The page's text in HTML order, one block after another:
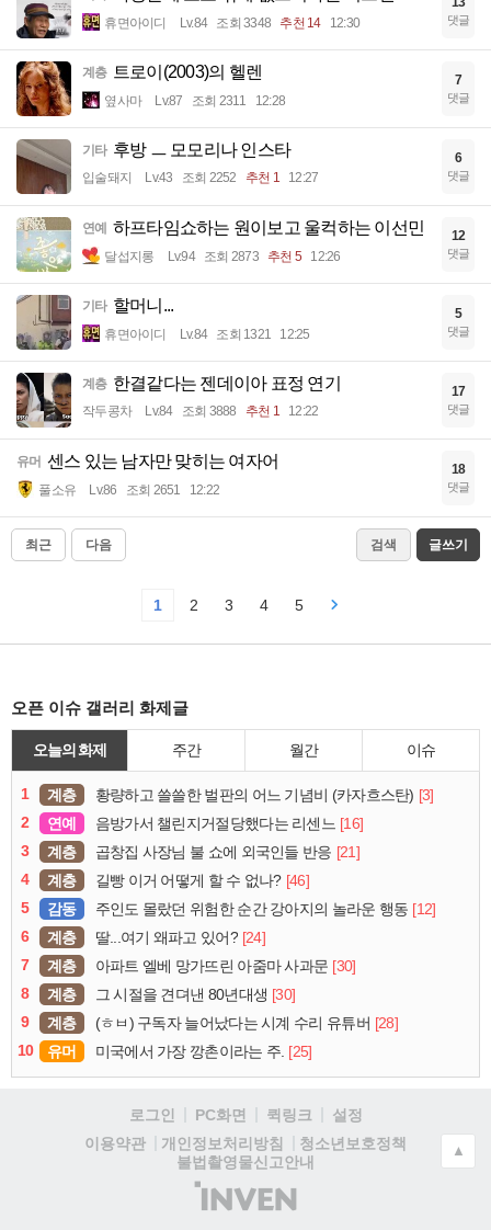
휴면아이디 Lv.84 조회 3348 추천 14 12:30 댓글
계층 트로이(2003)의 헬렌
옆사마 Lv.87 조회 2311 12:28
7
댓글
기타 후방 ㅡ 모모리나 인스타
입술돼지 Lv.43 조회 2252 추천 1 12:27
6
댓글
연예 하프타임쇼하는 원이보고 울컥하는 이선민
달섭지롱 Lv.94 조회 2873 추천 5 12:26
12
댓글
기타 할머니...
휴면아이디 Lv.84 조회 1321 12:25
5
댓글
계층 한결같다는 젠데이아 표정 연기
작두콩차 Lv.84 조회 3888 추천 1 12:22
17
댓글
유머 센스 있는 남자만 맞히는 여자어
풀소유 Lv.86 조회 2651 12:22
18
댓글
최근 다음 검색 글쓰기
1 2 3 4 5
오픈 이슈 갤러리 화제글
오늘의 화제 주간 월간 이슈
1 계층 황량하고 쓸쓸한 벌판의 어느 기념비 (카자흐스탄) [3]
2
연예 음방가서 챌린지거절당했다는 리센느 [16]
3
계층 곱창집 사장님 불 쇼에 외국인들 반응 [21]
4
계층 길빵 이거 어떻게 할 수 없나? [46]
5
감동 주인도 몰랐던 위험한 순간 강아지의 놀라운 행동 [12]
6
계층 딸...여기 왜파고 있어? [24]
7
계층 아파트 엘베 망가뜨린 아줌마 사과문 [30]
8
계층 그 시절을 견뎌낸 80년대생 [30]
9
계층 (ㅎㅂ) 구독자 늘어났다는 시계 수리 유튜버 [28]
10
유머 미국에서 가장 깡촌이라는 주. [25]
로그인 PC화면 퀵링크
설정
이용약관
개인정보처리방침
청소년보호정책
불법촬영물신고안내
(주)
인
▲